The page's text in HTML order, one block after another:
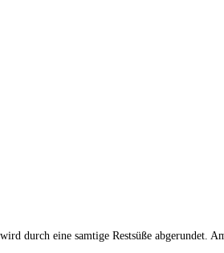
durch eine samtige Restsüße abgerundet.